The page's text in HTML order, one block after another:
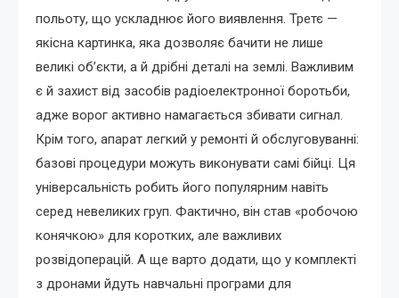
польоту, що ускладнює його виявлення. Третє —
якісна картинка, яка дозволяє бачити не лише
великі об’єкти, а й дрібні деталі на землі. Важливим
є й захист від засобів радіоелектронної боротьби,
адже ворог активно намагається збивати сигнал.
Крім того, апарат легкий у ремонті й обслуговуванні:
базові процедури можуть виконувати самі бійці. Ця
універсальність робить його популярним навіть
серед невеликих груп. Фактично, він став «робочою
конячкою» для коротких, але важливих
розвідоперацій. А ще варто додати, що у комплекті
з дронами йдуть навчальні програми для